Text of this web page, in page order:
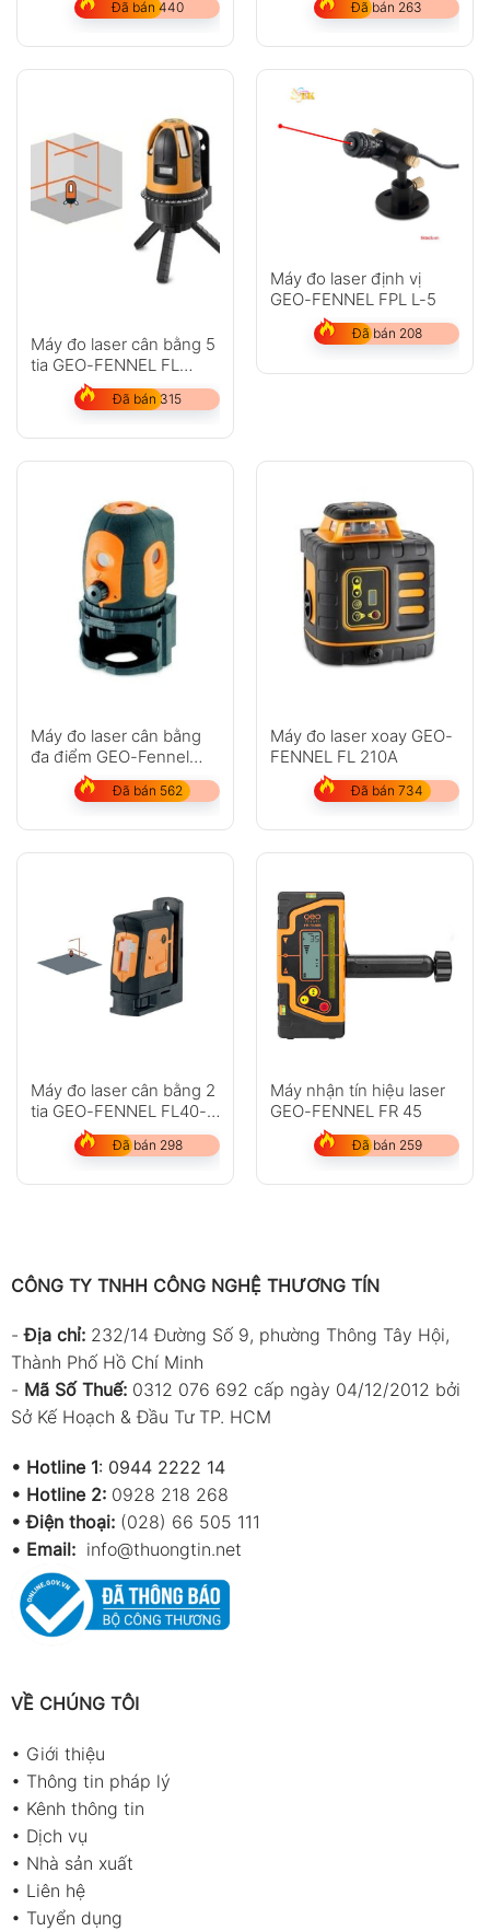
Đã bán 440 Đã bán 263
Máy đo laser cân bằng 5
tia GEO-FENNEL FL
Đã bán 315
Máy đo laser định vị
GEO-FENNEL FPL L-5
Đã bán 208
Máy đo laser cân bằng
đa điểm GEO-Fennel
Multi-Pointer
Đã bán 562
Máy đo laser xoay GEO-
FENNEL FL 210A
Đã bán 734
Máy đo laser cân bằng 2
tia GEO-FENNEL FL40-
pocket II
Đã bán 298
Máy nhận tín hiệu laser
GEO-FENNEL FR 45
Đã bán 259
CÔNG TY TNHH CÔNG NGHỆ THƯƠNG TÍN
-Địa chỉ: 232/14 Đường Số 9, phường Thông Tây Hội,
Thành Phố Hồ Chí Minh
- Mã Số Thuế: 0312 076 692 cấp ngày 04/12/2012 bởi
Sở Kế Hoạch & Đầu Tư TP. HCM
• Hotline 1: 0944 2222 14
• Hotline 2: 0928 218 268
• Điện thoại: (028) 66 505 111
• Email: info@thuongtin.net
VỀ CHÚNG TÔI
• Giới thiệu
• Thông tin pháp lý
• Kênh thông tin
• Dịch vụ
• Nhà sản xuất
• Liên hệ
• Tuyển dụng